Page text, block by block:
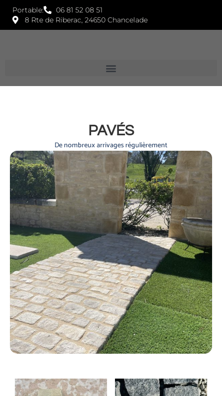
Portable:
06 81 52 08 51
8 Rte de Riberac, 24650 Chancelade
PAVÉS
De nombreux arrivages régulièrement